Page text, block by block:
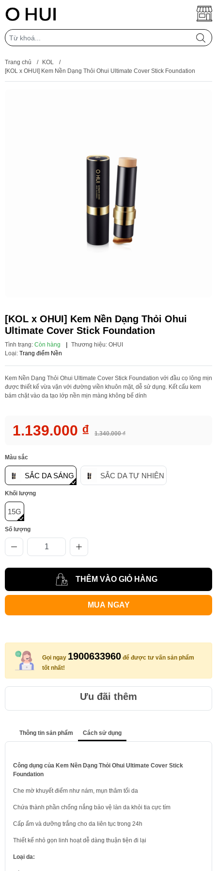
Trang chủ / KOL
/
[KOL x OHUI] Kem Nền Dạng Thỏi Ohui Ultimate Cover Stick Foundation
[KOL x OHUI] Kem Nền Dạng Thỏi Ohui
Ultimate Cover Stick Foundation
Tình trạng: Còn hàng Thương hiệu: OHUI
Loại: Trang điểm Nền
Kem Nền Dạng Thỏi Ohui Ultimate Cover Stick Foundation với đầu cọ lông mịn
được thiết kế vừa vặn với đường viền khuôn mặt, dễ sử dụng. Kết cấu kem
bám chặt vào da tạo lớp nền mịn màng không bế dính
1.139.000 ₫ 1.340.000 ₫
Màu sắc
SẮC DA SÁNG SẮC DA TỰ NHIÊN
Khối lượng
15G
Số lượng
THÊM VÀO GIỎ HÀNG
MUA NGAY
Gọi ngay 1900633960 để được tư vấn sản phẩm
tốt nhất!
Ưu đãi thêm
Thông tin sản phẩm Cách sử dụng
Công dụng của Kem Nền Dạng Thỏi Ohui Ultimate Cover Stick
Foundation
Che mờ khuyết điểm như nám, mụn thâm tối da
Chứa thành phần chống nắng bảo vệ làn da khỏi tia cực tím
Cấp ẩm và dưỡng trắng cho da liên tục trong 24h
Thiết kế nhỏ gọn linh hoạt dễ dàng thuận tiện đi lại
Loại da: